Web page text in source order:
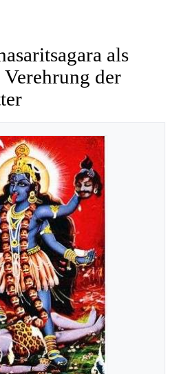
als
der